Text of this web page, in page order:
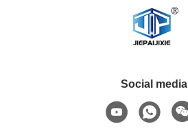
Social media